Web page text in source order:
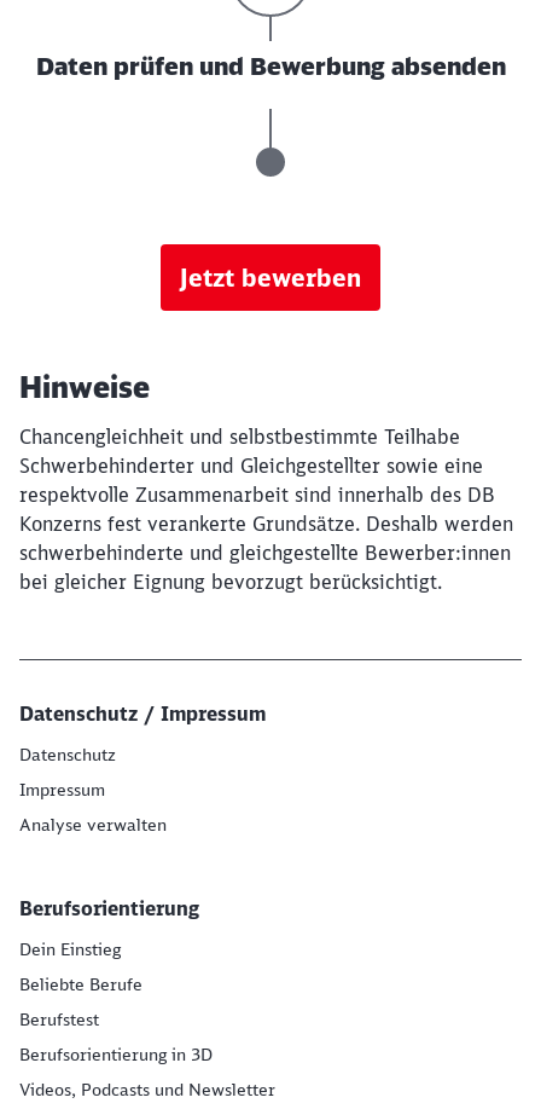
Daten prüfen und Bewerbung absenden
Jetzt bewerben
Hinweise
Chancengleichheit und selbstbestimmte Teilhabe
Schwerbehinderter und Gleichgestellter sowie eine
respektvolle Zusammenarbeit sind innerhalb des DB
Konzerns fest verankerte Grundsätze. Deshalb werden
schwerbehinderte und gleichgestellte Bewerber:innen
bei gleicher Eignung bevorzugt berücksichtigt.
Datenschutz / Impressum
Datenschutz
Impressum
Analyse verwalten
Berufsorientierung
Dein Einstieg
Beliebte Berufe
Berufstest
Berufsorientierung in 3D
Videos, Podcasts und Newsletter